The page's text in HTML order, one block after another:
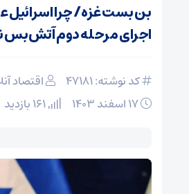
بن بست غزه/ چرا اسرائیل
اجرای مرحله دوم آتش‌بس
کد نوشته: 47181
اقتصاد